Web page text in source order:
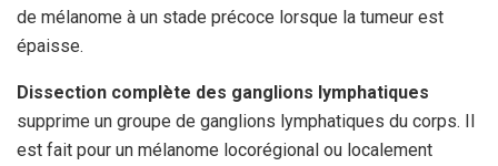
de mélanome à un stade précoce lorsque la tumeur est
épaisse.
Dissection complète des ganglions lymphatiques
supprime un groupe de ganglions lymphatiques du corps. Il
est fait pour un mélanome locorégional ou localement